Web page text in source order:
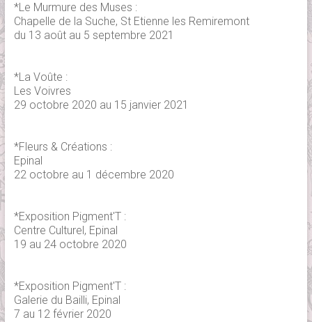
*Le Murmure des Muses :
Chapelle de la Suche, St Etienne les Remiremont
du 13 août au 5 septembre 2021
*La Voûte :
Les Voivres
29 octobre 2020 au 15 janvier 2021
*Fleurs & Créations :
Epinal
22 octobre au 1 décembre 2020
*Exposition Pigment'T :
Centre Culturel, Epinal
19 au 24 octobre 2020
*Exposition Pigment'T :
Galerie du Bailli, Epinal
7 au 12 février 2020